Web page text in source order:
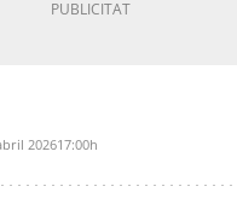
202617:00h